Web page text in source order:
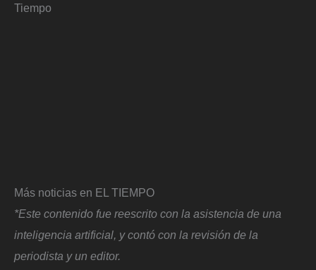
Tiempo
Más noticias en EL TIEMPO
*Este contenido fue reescrito con la asistencia de una
inteligencia artificial, y contó con la revisión de la
periodista y un editor.